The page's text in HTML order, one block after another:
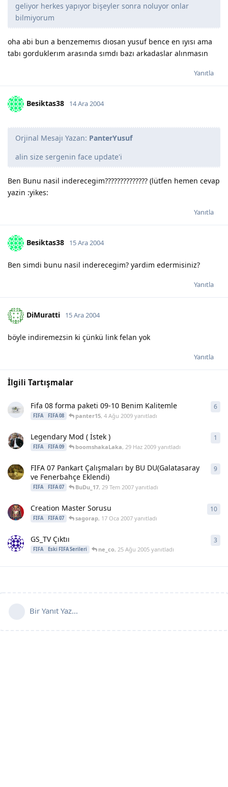
geliyor herkes yapıyor bişeyler sonra noluyor onlar
bilmiyorum
oha abi bun a benzememıs dıosan yusuf bence en ıyısı ama
tabı gorduklerım arasında sımdı bazı arkadaslar alınmasın
Yanıtla
Besiktas38 14 Ara 2004
Orjinal Mesajı Yazan: PanterYusuf
alin size sergenin face update'i
Ben Bunu nasil inderecegim?????????????? (lütfen hemen cevap
yazin :yikes:
Yanıtla
Besiktas38 15 Ara 2004
Ben simdi bunu nasil inderecegim? yardim edermisiniz?
Yanıtla
DiMuratti 15 Ara 2004
böyle indiremezsin ki çünkü link felan yok
Yanıtla
İlgili Tartışmalar
Fifa 08 forma paketi 09-10 Benim Kalitemle
FIFA FIFA 08 panter15, 4 Ağu 2009yanıtladı
6
Legendary Mod ( İstek )
FIFA FIFA 09 boomshakaLaka, 29 Haz 2009yanıtladı
1
FIFA 07 Pankart Çalışmaları by BU DU(Galatasaray
ve Fenerbahçe Eklendi)
FIFA FIFA 07 BuDu_17, 29 Tem 2007yanıtladı
9
Creation Master Sorusu
FIFA FIFA 07 sagorap, 17 Oca 2007yanıtladı
10
GS_TV Çıktıı
FIFA Eski FIFA Serileri ne_co, 25 Ağu 2005yanıtladı
3
Bir Yanıt Yaz...